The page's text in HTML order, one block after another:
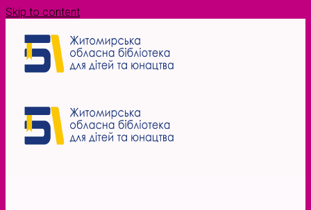
Skip to content